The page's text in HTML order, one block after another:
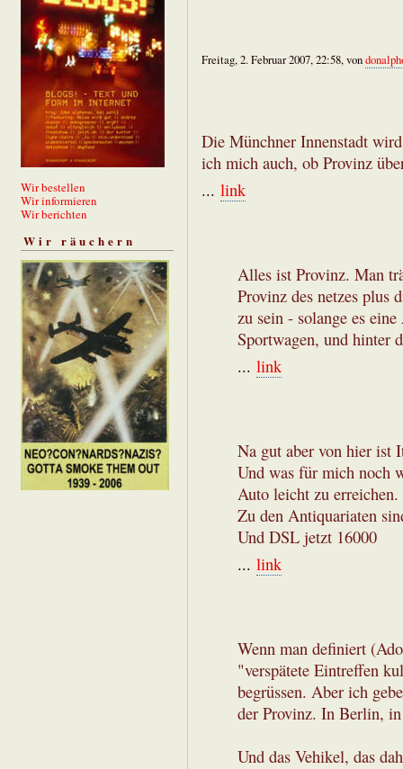
Wir bestellen
Wir informieren
Wir berichten
Wir räuchern
Freitag, 2. Februar 2007, 22:58, von
Die Münchner Innenstadt
ich mich auch, ob Provinz
... link
Alles ist Provinz. Man
Provinz des netzes plus
zu sein - solange es
Sportwagen, und hinter
... link
Na gut aber von hier ist
Und was für mich noch
Auto leicht zu erreichen.
Zu den Antiquariaten
Und DSL jetzt 16000
... link
Wenn man definiert
"verspätete Eintreffen
begrüssen. Aber ich
der Provinz. In Berlin,
Und das Vehikel, das